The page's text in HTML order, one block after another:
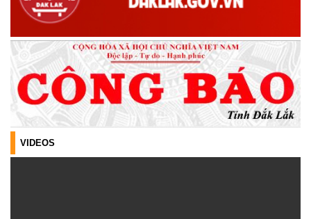
TẬP HUẤN NÂNG CAO KỸ NĂNG TƯ VẤN KHỞI SỰ KINH DOANH
VÀ ĐIỀU HÀNH HOẠT ĐỘNG NHÓM NĂM 2026
(21/07/2026)
ĐẢNG ỦY XÃ CƯ M’TA CÔNG BỐ CÁC QUYẾT ĐỊNH VỀ CÔNG
TÁC CÁN BỘ
(21/07/2026)
VIDEOS